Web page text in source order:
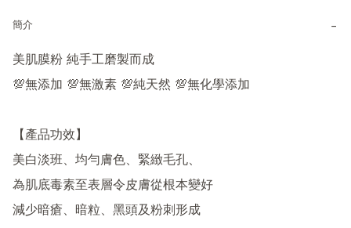
簡介 −
美肌膜粉 純手工磨製而成
💯無添加 💯無激素 💯純天然 💯無化學添加
【產品功效】
美白淡班、均勻膚色、緊緻毛孔、
為肌底毒素至表層令皮膚從根本變好
減少暗瘡、暗粒、黑頭及粉刺形成